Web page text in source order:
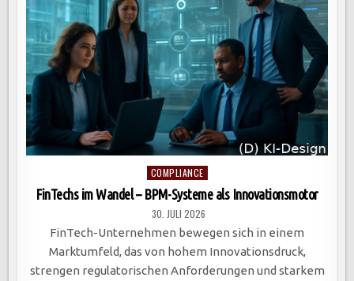
Posted
in
COMPLIANCE
FinTechs im Wandel – BPM-Systeme als Innovationsmotor
30. JULI 2026
FinTech-Unternehmen bewegen sich in einem
Marktumfeld, das von hohem Innovationsdruck,
strengen regulatorischen Anforderungen und starkem